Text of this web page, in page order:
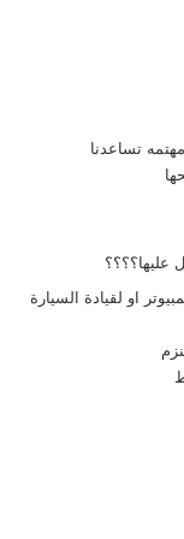
تساعدنا
او لقيادة السيارة